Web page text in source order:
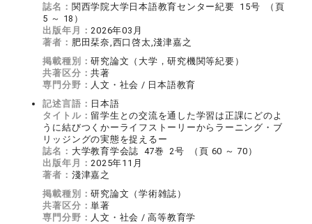
誌名： 関西学院大学日本語教育センター紀要 15号 （頁
5 ～ 18）
出版年月：2026年03月
著者： 肥田栞奈,西口啓太,淺津嘉之
掲載種別：研究論文（大学，研究機関等紀要）
共著区分：共著
専門分野： 人文・社会 / 日本語教育
記述言語： 日本語
タイトル： 留学生との交流を通した学習は正課にどのよ
うに結びつくかーライフストーリーからラーニング・ブ
リッジングの実態を捉えるー
誌名： 大学教育学会誌 47巻 2号 （頁 60 ～ 70）
出版年月：2025年11月
著者： 淺津嘉之
掲載種別：研究論文（学術雑誌）
共著区分：単著
専門分野： 人文・社会 / 高等教育学